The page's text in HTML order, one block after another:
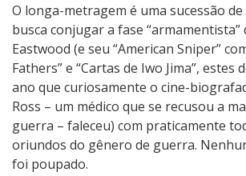
O longa-metragem é uma sucessão de
busca conjugar a fase “armamentista”
Eastwood (e seu “American Sniper”
Fathers” e “Cartas de Iwo Jima”, estes
ano que curiosamente o cine-
Ross – um médico que se recusou a
guerra – faleceu) com praticamente
oriundos do gênero de guerra.
foi poupado.